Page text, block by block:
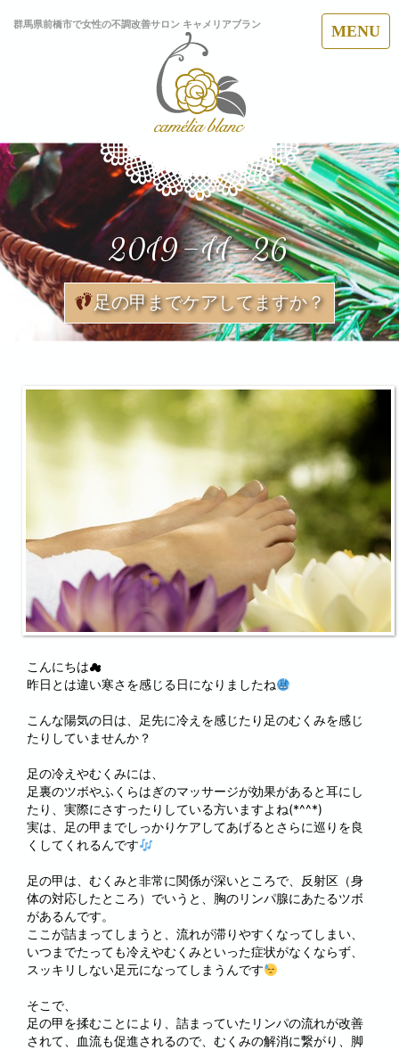
群馬県前橋市で女性の不調改善サロン キャメリアブラン MENU
2019-11-26
足の甲までケアしてますか？
こんにちは☁
昨日とは違い寒さを感じる日になりましたね
こんな陽気の日は、足先に冷えを感じたり足のむくみを感じ
たりしていませんか？
足の冷えやむくみには、
足裏のツボやふくらはぎのマッサージが効果があると耳にし
たり、実際にさすったりしている方いますよね(*^^*)
実は、足の甲までしっかりケアしてあげるとさらに巡りを良
くしてくれるんです
足の甲は、むくみと非常に関係が深いところで、反射区（身
体の対応したところ）でいうと、胸のリンパ腺にあたるツボ
があるんです。
ここが詰まってしまうと、流れが滞りやすくなってしまい、
いつまでたっても冷えやむくみといった症状がなくならず、
スッキリしない足元になってしまうんです
そこで、
足の甲を揉むことにより、詰まっていたリンパの流れが改善
されて、血流も促進されるので、むくみの解消に繋がり、脚